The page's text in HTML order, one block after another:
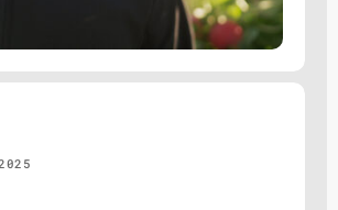
Vrijblijvend, binnen 1 werkdag